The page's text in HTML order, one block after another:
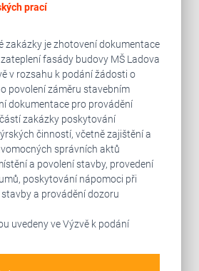
prací
zakázky je zhotovení dokumentace
fasády budovy MŠ Ladova
v rozsahu k podání žádosti o
povolení záměru stavebním
dokumentace pro provádění
zakázky poskytování
činností, včetně zajištění a
správních aktů
a povolení stavby, provedení
poskytování nápomoci při
a provádění dozoru
uvedeny ve Výzvě k podání